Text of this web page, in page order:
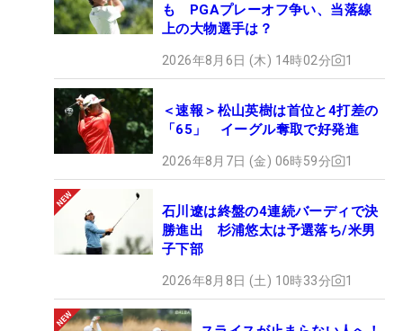
も PGAプレーオフ争い、当落線
上の大物選手は？
2026年8月6日 (木) 14時02分 1
＜速報＞松山英樹は首位と4打差の
「65」 イーグル奪取で好発進
2026年8月7日 (金) 06時59分 1
石川遼は終盤の4連続バーディで決
勝進出 杉浦悠太は予選落ち/米男
子下部
2026年8月8日 (土) 10時33分 1